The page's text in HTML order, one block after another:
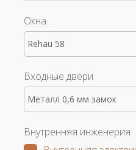
Окна
Rehau 58
Входные двери
Металл 0,6 мм замок
Внутренняя инженерия